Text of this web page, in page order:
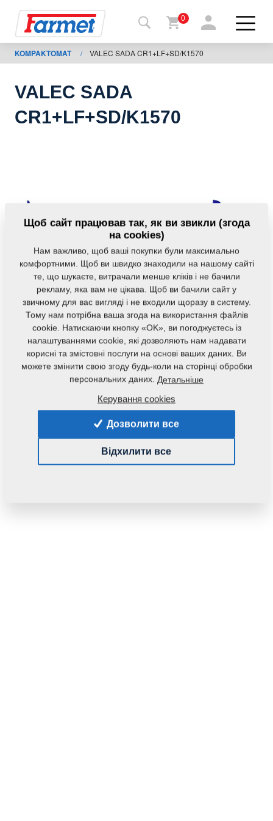
Назад
на
Farmet
Завантаження
0
KOMPAKTOMAT / VALEC SADA CR1+LF+SD/K1570
VALEC SADA
CR1+LF+SD/K1570
наступного обладнання:
Щоб сайт працював так, як ви звикли (згода
на cookies)
Нам важливо, щоб ваші покупки були максимально
комфортними. Щоб ви швидко знаходили на нашому сайті
те, що шукаєте, витрачали менше кліків і не бачили
рекламу, яка вам не цікава. Щоб ви бачили сайт у
звичному для вас вигляді і не входили щоразу в систему.
Тому нам потрібна ваша згода на використання файлів
cookie. Натискаючи кнопку «OK», ви погоджуєтесь із
налаштуваннями cookie, які дозволяють нам надавати
корисні та змістовні послуги на основі ваших даних. Ви
можете змінити свою згоду будь-коли на сторінці обробки
персональних даних. Детальніше
Керування cookies
Дозволити все
Відхилити все